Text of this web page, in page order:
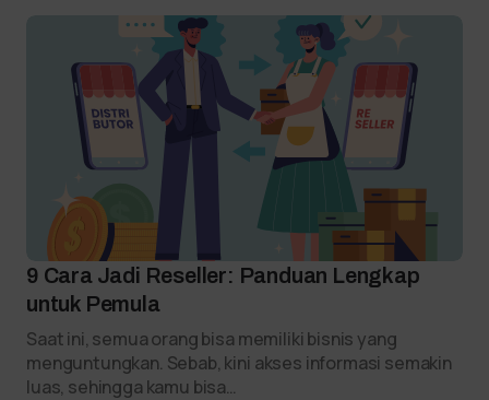
9 Cara Jadi Reseller: Panduan Lengkap
untuk Pemula
Saat ini, semua orang bisa memiliki bisnis yang
menguntungkan. Sebab, kini akses informasi semakin
luas, sehingga kamu bisa…